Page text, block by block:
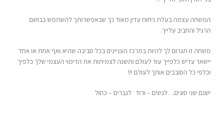
המשחה עצמה בעלת ניחוח עדין מאוד כך שבאפשרותך להשתמש בבושם
הרגיל והחביב עלייך.
משחה זו תגרום לך להיות במרכז העניינים בכל סביבה שהיא ואף אחת או אחד
יישאר עדיש כלפייך עוד לעולם ותשנה לצמיתות את הדימוי העצמי שלך כלפיך
וכלפי כל הסובבים אותך לעולם !!!
ישנם שני סוגים…לנשים – ורוד לגברים – כחול